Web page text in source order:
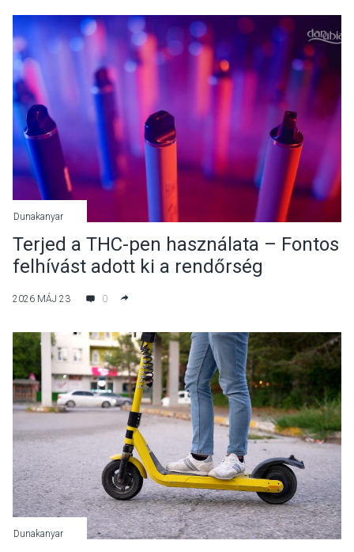
Dunakanyar
Terjed a THC-pen használata – Fontos
felhívást adott ki a rendőrség
2026 MÁJ 23 0
Dunakanyar